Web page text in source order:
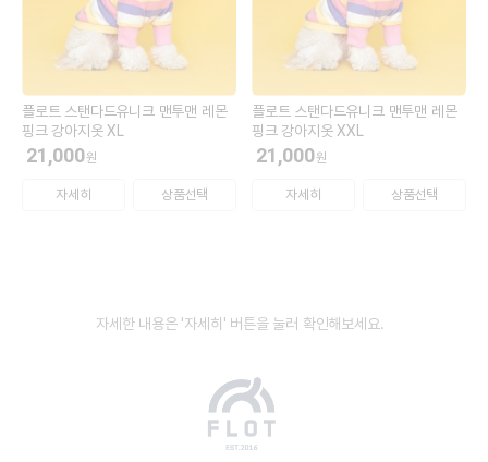
플로트 스탠다드유니크 맨투맨 레몬
핑크 강아지옷 XL
21,000원
자세히 상품선택
플로트 스탠다드유니크 맨투맨 레몬
핑크 강아지옷 XXL
21,000원
자세히 상품선택
자세한 내용은 '자세히' 버튼을 눌러 확인해보세요.